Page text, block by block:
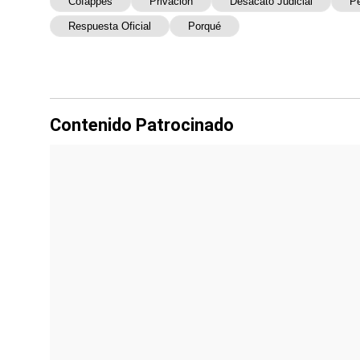
Respuesta Oficial Porqué
Contenido Patrocinado